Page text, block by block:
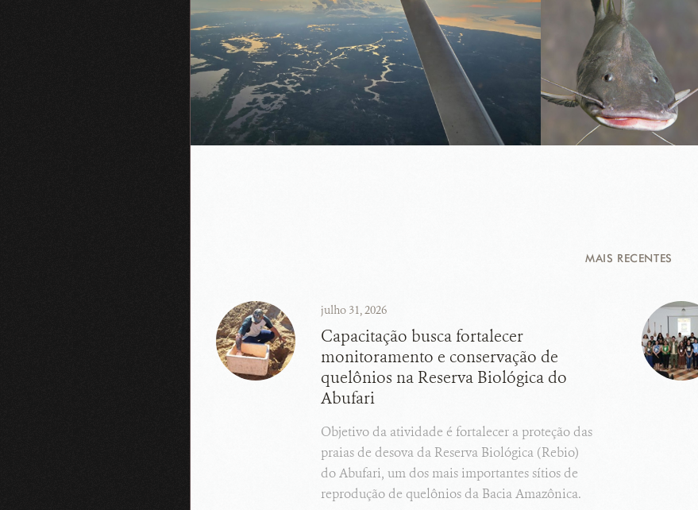
MAIS RECENTES
julho 31, 2026
Capacitação busca fortalecer
monitoramento e conservação de
quelônios na Reserva Biológica do
Abufari
Objetivo da atividade é fortalecer a proteção das
praias de desova da Reserva Biológica (Rebio)
do Abufari, um dos mais importantes sítios de
reprodução de quelônios da Bacia Amazônica.